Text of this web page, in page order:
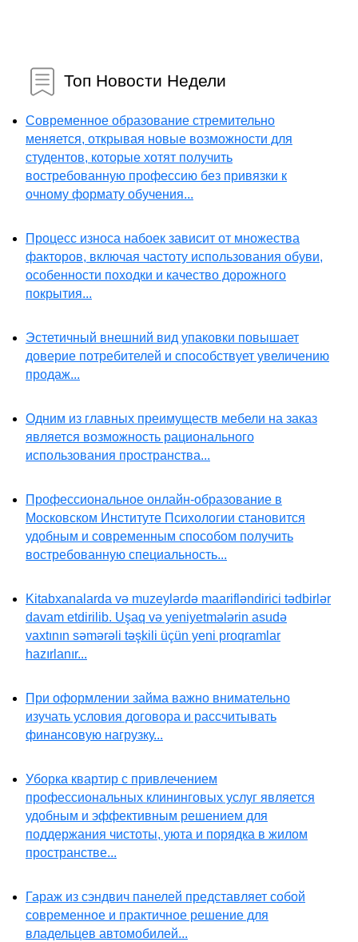
Топ Новости Недели
Современное образование стремительно
меняется, открывая новые возможности для
студентов, которые хотят получить
востребованную профессию без привязки к
очному формату обучения...
Процесс износа набоек зависит от множества
факторов, включая частоту использования обуви,
особенности походки и качество дорожного
покрытия...
Эстетичный внешний вид упаковки повышает
доверие потребителей и способствует увеличению
продаж...
Одним из главных преимуществ мебели на заказ
является возможность рационального
использования пространства...
Профессиональное онлайн-образование в
Московском Институте Психологии становится
удобным и современным способом получить
востребованную специальность...
Kitabxanalarda və muzeylərdə maarifləndirici tədbirlər
davam etdirilib. Uşaq və yeniyetmələrin asudə
vaxtının səmərəli təşkili üçün yeni proqramlar
hazırlanır...
При оформлении займа важно внимательно
изучать условия договора и рассчитывать
финансовую нагрузку...
Уборка квартир с привлечением
профессиональных клининговых услуг является
удобным и эффективным решением для
поддержания чистоты, уюта и порядка в жилом
пространстве...
Гараж из сэндвич панелей представляет собой
современное и практичное решение для
владельцев автомобилей...